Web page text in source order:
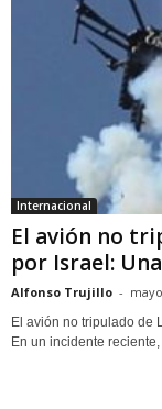
Internacional
El avión no
por Israel:
Alfonso Trujillo -
El avión no tripulado de
En un incidente